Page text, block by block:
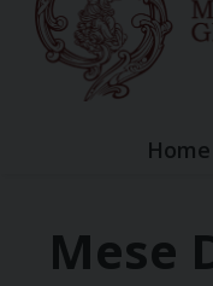
Home
Mese